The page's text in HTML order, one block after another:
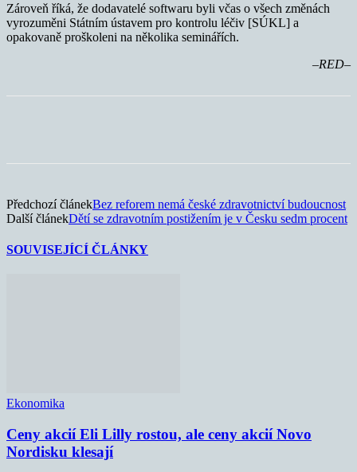
Zároveň říká, že dodavatelé softwaru byli včas o všech změnách
vyrozuměni Státním ústavem pro kontrolu léčiv [SÚKL] a
opakovaně proškoleni na několika seminářích.
–RED–
Předchozí článekBez reforem nemá české zdravotnictví budoucnost
Další článekDětí se zdravotním postižením je v Česku sedm procent
SOUVISEJÍCÍ ČLÁNKY
Ekonomika
Ceny akcií Eli Lilly rostou, ale ceny akcií Novo
Nordisku klesají